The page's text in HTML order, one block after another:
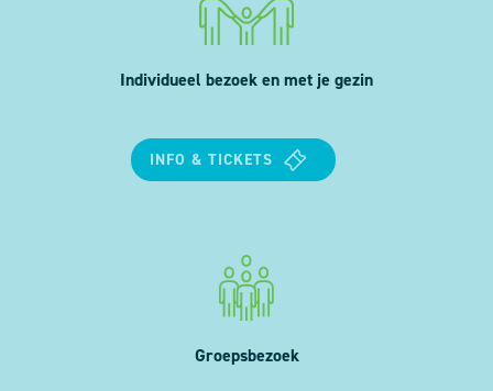
Individueel bezoek en met je gezin
INFO & TICKETS
Groepsbezoek